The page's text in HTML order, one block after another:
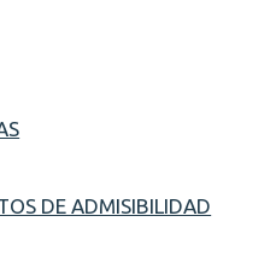
DE ADMISIBILIDAD